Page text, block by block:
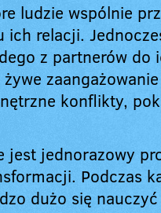
ludzie wspólnie
ich relacji.
z partnerów do
konflikty,
jest jednorazowy
Podczas
dużo się